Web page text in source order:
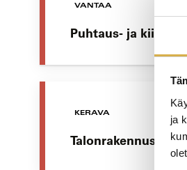
ja
VANTAA
Puhtaus- ja
KERAVA